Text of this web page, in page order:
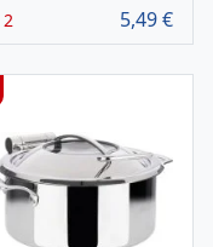
2 5,49€